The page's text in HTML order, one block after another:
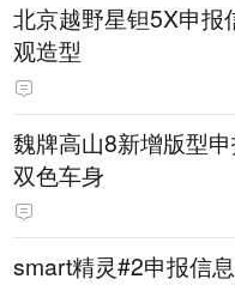
北京越野星钽5X申报
观造型
魏牌高山8新增版型
双色车身
smart精灵#2申报信